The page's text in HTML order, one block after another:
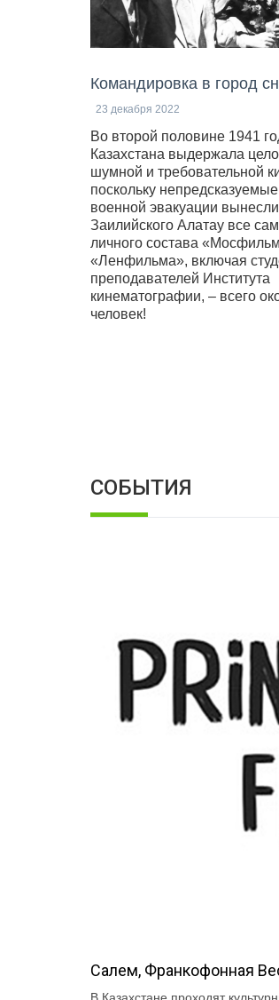
Командировка в город
23 декабря 2022
Во второй половине 1941
Казахстана выдержала
шумной и требовательной
поскольку
военной эвакуации
Заилийского Алатау все
личного состава
«Ленфильма», включая
преподавателей Института
кинематографии, – всего
человек!
СОБЫТИЯ
Салем, Франкофонная